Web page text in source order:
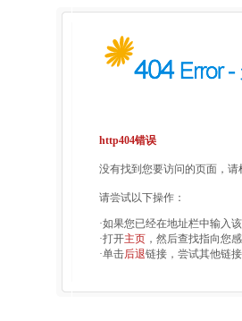
http404错误
没有找到您要访问的页面，
请尝试以下操作：
·如果您已经在地址栏中输入
·打开主页 ，然后查找指向您
·单击后退链接，尝试其他链